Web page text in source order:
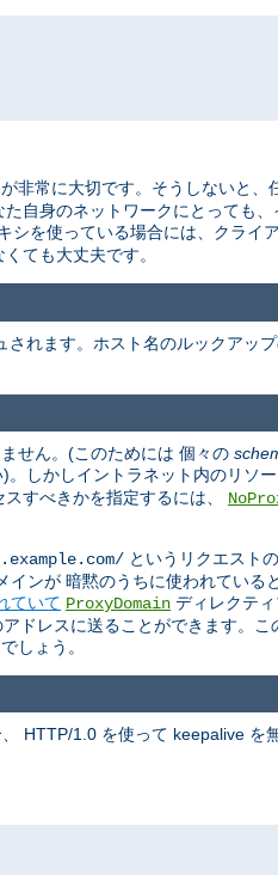
非常に大切です。そうしないと、
自身のネットワークにとっても、
シを使っている場合には、クライ
ても大丈夫です。
れます。ホスト名のルックアップ
せん。(このためには 個々の
しかしイントラネット内のリソ
すべきかを指定するには、
というリクエスト
ンが 暗黙のうちに使われている
ていて ProxyDomain ディレクテ
ドレスに送ることができます。こ
しょう。
HTTP/1.0 を使って keepalive を